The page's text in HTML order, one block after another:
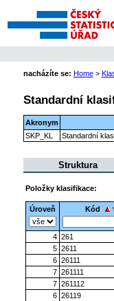
nacházíte se: Home>
Standardní
Akronym
SKP_KL
Standardní
Struktura
Položky klasifikace:
Úroveň Kód
4 261
5 2611
6 26111
7 261111
7 261112
6 26119